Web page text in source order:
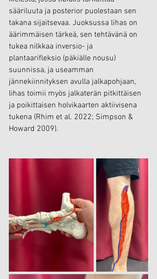
sääriluuta ja posterior puolestaan sen
takana sijaitsevaa. Juoksussa lihas on
äärimmäisen tärkeä, sen tehtävänä on
tukea nilkkaa inversio- ja
plantaarifleksio (päkiälle nousu)
suunnissa, ja useamman
jännekiinnityksen avulla jalkapohjaan,
lihas toimii myös jalkaterän pitkittäisen
ja poikittaisen holvikaarten aktiivisena
tukena (Rhim et al. 2022; Simpson &
Howard 2009).